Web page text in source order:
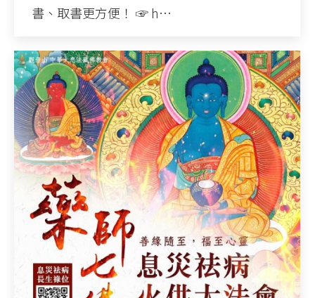
書、取書更方便！ ☞ h…